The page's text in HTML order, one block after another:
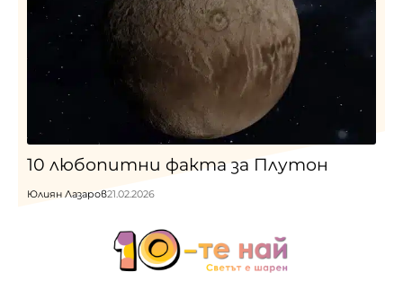
10 любопитни факта за Плутон
Юлиян Лазаров21.02.2026